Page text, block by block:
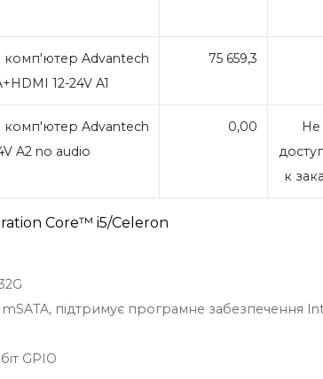
Advantech
12-24V A1
75 659,3
Advantech
A2 no audio
0,00
Не
к
Core™ i5/Celeron
mSATA, підтримує програмне забезпечення
GPIO